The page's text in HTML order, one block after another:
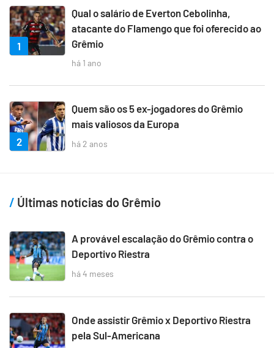
1
Qual o salário de Everton Cebolinha,
atacante do Flamengo que foi oferecido ao
Grêmio
há 1 ano
2
Quem são os 5 ex-jogadores do Grêmio
mais valiosos da Europa
há 2 anos
Últimas notícias do Grêmio
A provável escalação do Grêmio contra o
Deportivo Riestra
há 4 meses
Onde assistir Grêmio x Deportivo Riestra
pela Sul-Americana